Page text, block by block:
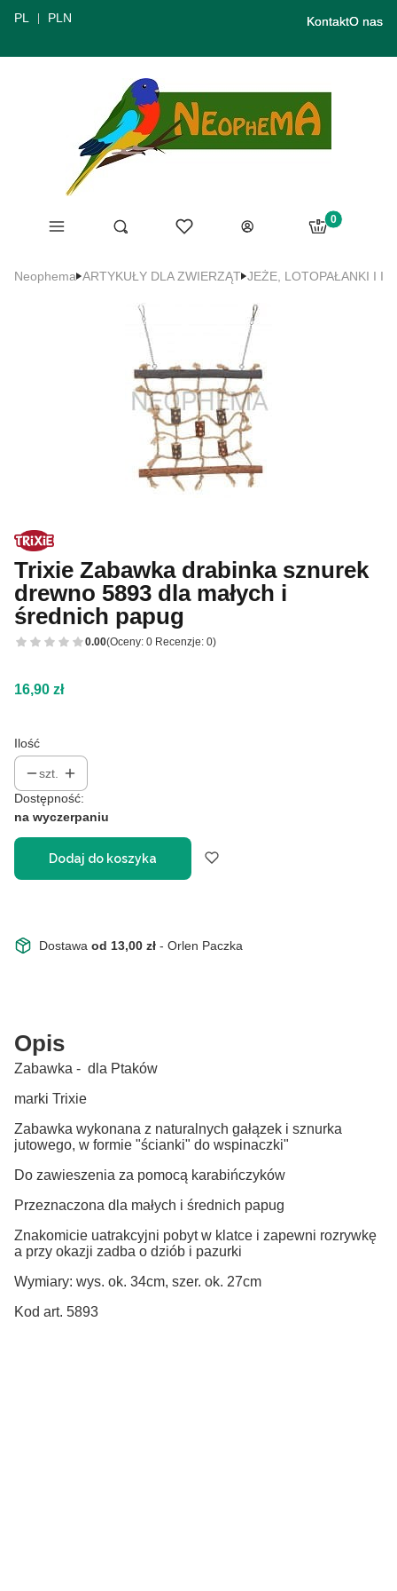
PL PLN KontaktO nas
Menu Otwórz wyszukiwarkę
Szukaj Ulubione
Zaloguj się
Produkty w
Koszyk
Neophema ARTYKUŁY DLA ZWIERZĄT JEŻE, LOTOPAŁANKI I
Trixie Zabawka drabinka sznurek
drewno 5893 dla małych i
średnich papug
0.00(Oceny: 0 Recenzje: 0)
Cena
16,90 zł
Ilość
szt.
Dostępność:
na wyczerpaniu
Dodaj do koszyka
Dostawa od 13,00 zł - Orlen Paczka
Opis
Zabawka - dla Ptaków
marki Trixie
Zabawka wykonana z naturalnych gałązek i sznurka
jutowego, w formie "ścianki" do wspinaczki"
Do zawieszenia za pomocą karabińczyków
Przeznaczona dla małych i średnich papug
Znakomicie uatrakcyjni pobyt w klatce i zapewni rozrywkę
a przy okazji zadba o dziób i pazurki
Wymiary: wys. ok. 34cm, szer. ok. 27cm
Kod art. 5893